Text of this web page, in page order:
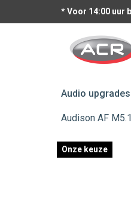
* Voor 14:00 uur
Audio upgrades
Audison AF
Onze keuze